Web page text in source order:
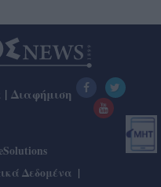
| Διαφήμιση
Δεδομένα